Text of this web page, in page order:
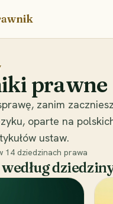
prawne
zanim
oparte na
ustaw.
14 dziedzinach prawa